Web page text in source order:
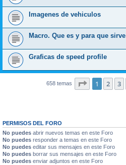
Imagenes de vehiculos
Macro. Que es y para que sirve
Graficas de speed profile
658 temas Página de
1 2 3
PERMISOS DEL FORO
No puedes abrir nuevos temas en este Foro
No puedes responder a temas en este Foro
No puedes editar sus mensajes en este Foro
No puedes borrar sus mensajes en este Foro
No puedes enviar adjuntos en este Foro